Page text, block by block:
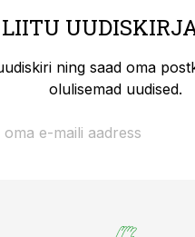
LIITU
ning saad oma
olulisemad uudised.